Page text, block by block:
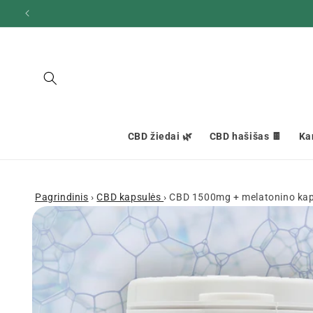
ir pereikite
prie turinio
CBD žiedai 🌿 CBD hašišas 🍫
Pagrindinis › CBD kapsulės› CBD 1500mg + melatonino
Pereiti prie
informacijos
apie gaminį